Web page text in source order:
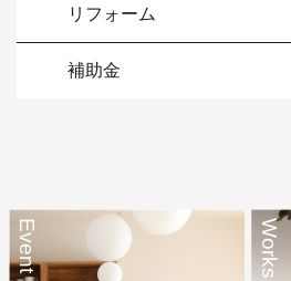
リフォーム
補助金
Event Works